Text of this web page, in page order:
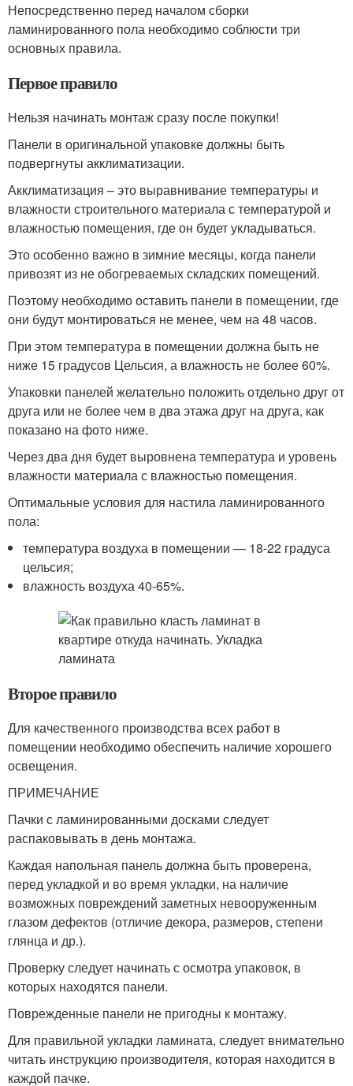
Непосредственно перед началом сборки
ламинированного пола необходимо соблюсти три
основных правила.
Первое правило
Нельзя начинать монтаж сразу после покупки!
Панели в оригинальной упаковке должны быть
подвергнуты акклиматизации.
Акклиматизация – это выравнивание температуры и
влажности строительного материала с температурой и
влажностью помещения, где он будет укладываться.
Это особенно важно в зимние месяцы, когда панели
привозят из не обогреваемых складских помещений.
Поэтому необходимо оставить панели в помещении, где
они будут монтироваться не менее, чем на 48 часов.
При этом температура в помещении должна быть не
ниже 15 градусов Цельсия, а влажность не более 60%.
Упаковки панелей желательно положить отдельно друг от
друга или не более чем в два этажа друг на друга, как
показано на фото ниже.
Через два дня будет выровнена температура и уровень
влажности материала с влажностью помещения.
Оптимальные условия для настила ламинированного
пола:
температура воздуха в помещении — 18-22 градуса
цельсия;
влажность воздуха 40-65%.
Второе правило
Для качественного производства всех работ в
помещении необходимо обеспечить наличие хорошего
освещения.
ПРИМЕЧАНИЕ
Пачки с ламинированными досками следует
распаковывать в день монтажа.
Каждая напольная панель должна быть проверена,
перед укладкой и во время укладки, на наличие
возможных повреждений заметных невооруженным
глазом дефектов (отличие декора, размеров, степени
глянца и др.).
Проверку следует начинать с осмотра упаковок, в
которых находятся панели.
Поврежденные панели не пригодны к монтажу.
Для правильной укладки ламината, следует внимательно
читать инструкцию производителя, которая находится в
каждой пачке.